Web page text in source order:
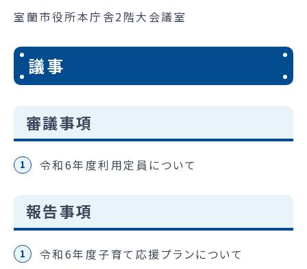
室蘭市役所本庁舎2階大会議室
議事
審議事項
令和6年度利用定員について
報告事項
令和6年度子育て応援プランについて